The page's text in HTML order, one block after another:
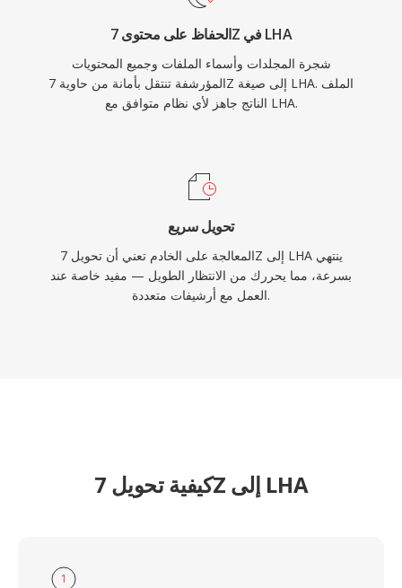
الحفاظ على محتوى 7Z في LHA
شجرة المجلدات وأسماء الملفات وجميع المحتويات
المؤرشفة تنتقل بأمانة من حاوية 7Z إلى صيغة LHA. الملف
الناتج جاهز لأي نظام متوافق مع LHA.
تحويل سريع
المعالجة على الخادم تعني أن تحويل 7Z إلى LHA ينتهي
بسرعة، مما يحررك من الانتظار الطويل — مفيد خاصة عند
العمل مع أرشيفات متعددة.
كيفية تحويل 7Z إلى LHA
1